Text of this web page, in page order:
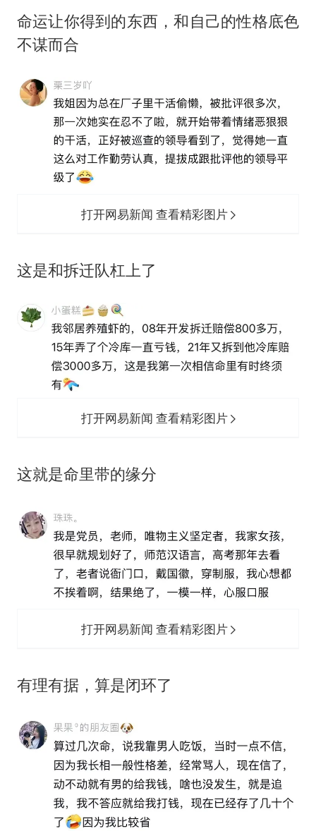
命运让你得到的东西，和自己的性格底色
不谋而合
打开网易新闻 查看精彩图片
这是和拆迁队杠上了
打开网易新闻 查看精彩图片
这就是命里带的缘分
打开网易新闻 查看精彩图片
有理有据，算是闭环了